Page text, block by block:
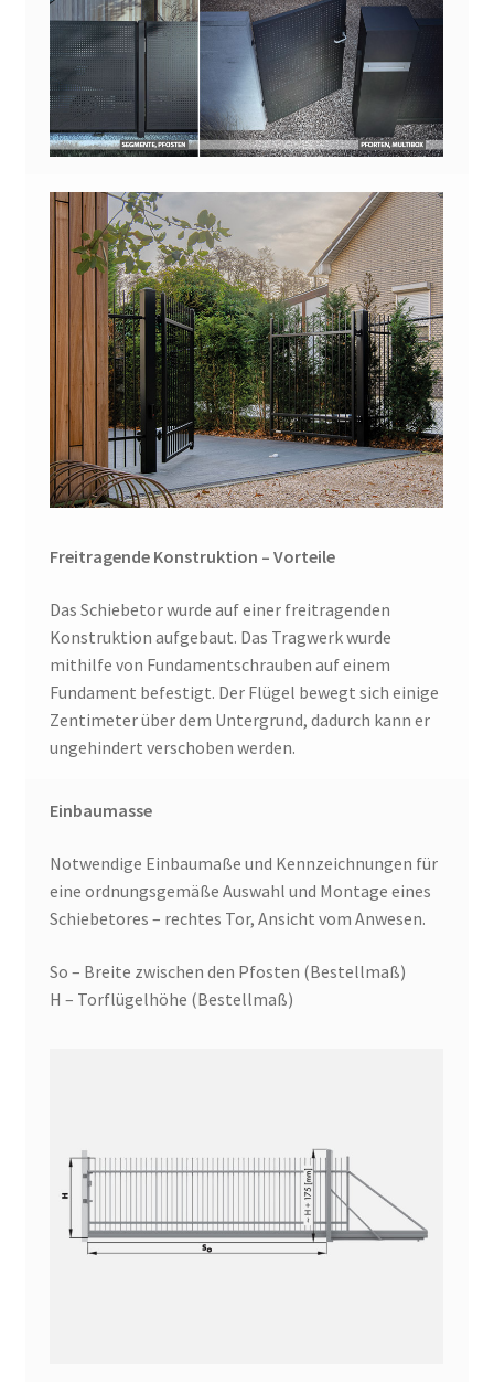
Freitragende Konstruktion – Vorteile
Das Schiebetor wurde auf einer freitragenden
Konstruktion aufgebaut. Das Tragwerk wurde
mithilfe von Fundamentschrauben auf einem
Fundament befestigt. Der Flügel bewegt sich einige
Zentimeter über dem Untergrund, dadurch kann er
ungehindert verschoben werden.
Einbaumasse
Notwendige Einbaumaße und Kennzeichnungen für
eine ordnungsgemäße Auswahl und Montage eines
Schiebetores – rechtes Tor, Ansicht vom Anwesen.
So – Breite zwischen den Pfosten (Bestellmaß)
H – Torflügelhöhe (Bestellmaß)